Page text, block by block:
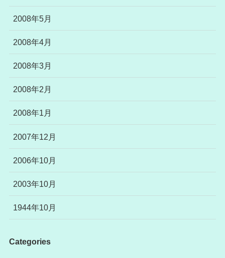
2008年5月
2008年4月
2008年3月
2008年2月
2008年1月
2007年12月
2006年10月
2003年10月
1944年10月
Categories